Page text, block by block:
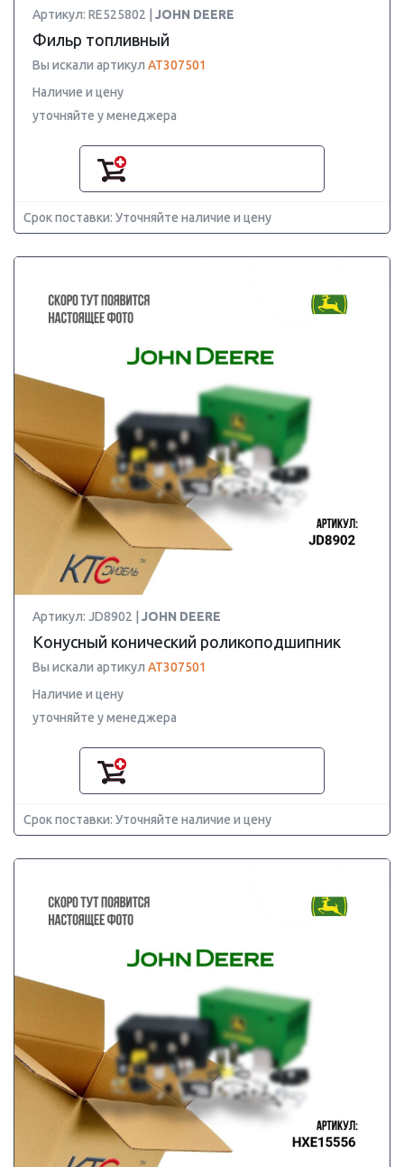
Артикул: RE525802 | JOHN DEERE
Фильр топливный
Вы искали артикул AT307501
Наличие и цену
уточняйте у менеджера
Срок поставки: Уточняйте наличие и цену
Артикул: JD8902 | JOHN DEERE
Конусный конический роликоподшипник
Вы искали артикул AT307501
Наличие и цену
уточняйте у менеджера
Срок поставки: Уточняйте наличие и цену